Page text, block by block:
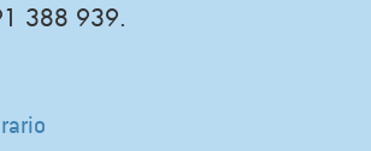
388 939.